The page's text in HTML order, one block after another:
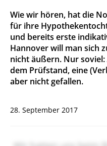
Wie wir hören, hat die
für ihre
und bereits erste
Hannover will man sich
nicht äußern. Nur
dem Prüfstand, eine
aber nicht gefallen.
28. September 2017